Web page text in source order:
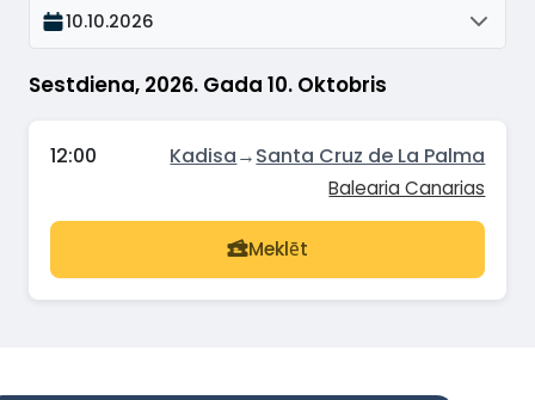
Sestdiena, 2026. Gada 10. Oktobris
10.10.2026
12:00 Kadisa→Santa Cruz de La Palma
Balearia Canarias
Meklēt